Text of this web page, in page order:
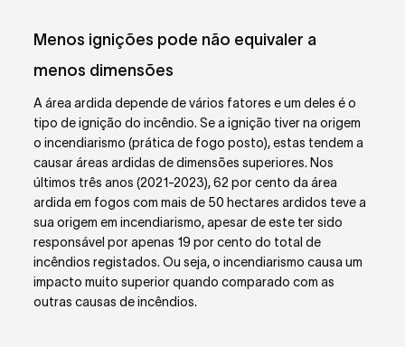
Menos ignições pode não equivaler a
menos dimensões
A área ardida depende de vários fatores e um deles é o
tipo de ignição do incêndio. Se a ignição tiver na origem
o incendiarismo (prática de fogo posto), estas tendem a
causar áreas ardidas de dimensões superiores. Nos
últimos três anos (2021-2023), 62 por cento da área
ardida em fogos com mais de 50 hectares ardidos teve a
sua origem em incendiarismo, apesar de este ter sido
responsável por apenas 19 por cento do total de
incêndios registados. Ou seja, o incendiarismo causa um
impacto muito superior quando comparado com as
outras causas de incêndios.